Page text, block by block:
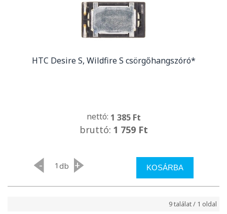
HTC Desire S, Wildfire S csörgőhangszóró*
nettó: 1 385 Ft
bruttó: 1 759 Ft
- db + KOSÁRBA
9 találat / 1 oldal